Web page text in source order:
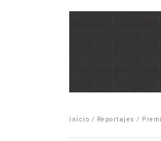
Inicio / Reportajes /